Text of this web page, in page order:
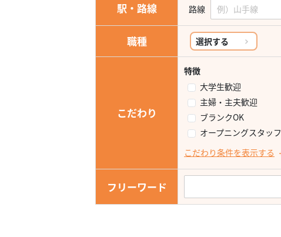
駅・路線 路線
職種 選択する
こだわり
特徴
大学生歓迎
主婦・主夫歓迎
ブランクOK
オープニングスタッフ
こだわり条件を表示する
フリーワード